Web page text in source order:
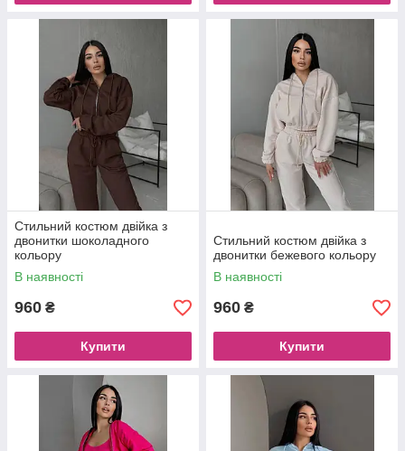
Стильний костюм двійка з
двонитки шоколадного
кольору
В наявності
960 ₴
Купити
Стильний костюм двійка з
двонитки бежевого кольору
В наявності
960 ₴
Купити